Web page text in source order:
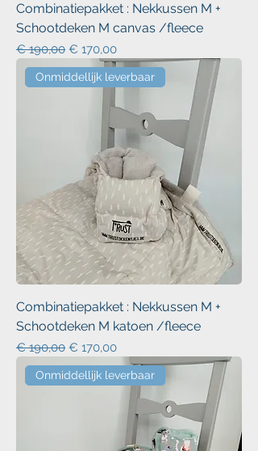
Combinatiepakket : Nekkussen M +
Schootdeken M canvas /fleece
Normale prijs
€ 190,00 Verkoopprijs
€ 170,00
Onmiddellijk leverbaar
Combinatiepakket : Nekkussen M +
Schootdeken M katoen /fleece
Normale prijs
€ 190,00 Verkoopprijs
€ 170,00
Onmiddellijk leverbaar